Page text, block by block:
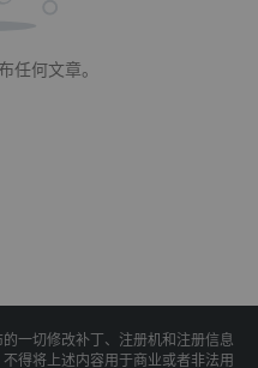
任何文章。
一切修改补丁、注册机和注册信息
得将上述内容用于商业或者非法用